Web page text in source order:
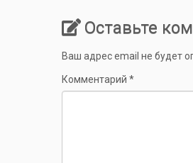
Оставьте
Ваш адрес email не будет
Комментарий *